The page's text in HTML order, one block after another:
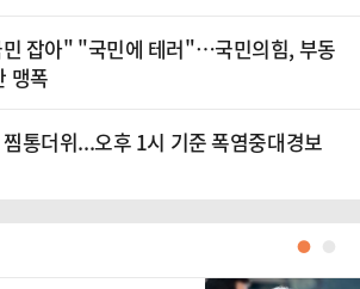
잡아" "국민에 테러"…국민의힘, 부동
맹폭
통더위...오후 1시 기준 폭염중대경보
●